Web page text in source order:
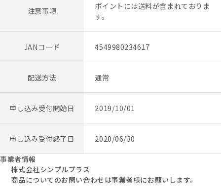
注意事項
ポイントには送料が含まれておりま
す。
JANコード 4549980234617
配送方法 通常
申し込み受付開始日 2019/10/01
申し込み受付終了日 2020/06/30
事業者情報
株式会社シンプルプラス
商品についてのお問い合わせは事業者様にお願いします。